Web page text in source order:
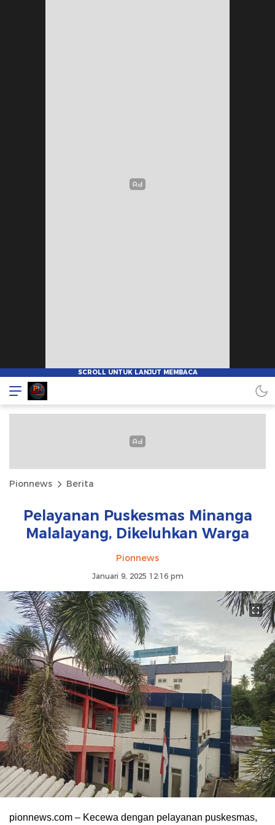
Pionnews Berita
Pelayanan Puskesmas Minanga
Malalayang, Dikeluhkan Warga
Pionnews
Januari 9, 2025 12:16 pm
pionnews.com – Kecewa dengan pelayanan puskesmas,